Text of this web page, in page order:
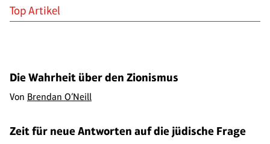
Top Artikel
Die Wahrheit über den Zionismus
Von Brendan O’Neill
Zeit für neue Antworten auf die jüdische Frage